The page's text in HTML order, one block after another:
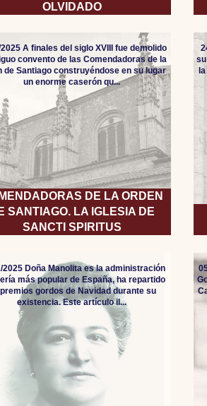
OLVIDADO
DE LA ORDEN
SANTIAGO. LA IGLESIA DE
SANCTI SPIRITUS
A finales del siglo XVIII fue demolido
convento de las Comendadoras de la
de Santiago construyéndose en su lugar
un enorme caserón qu...
2025 Doña Manolita es la administración
más popular de España, ha repartido
gordos de Navidad durante su
existencia. Este artículo il...